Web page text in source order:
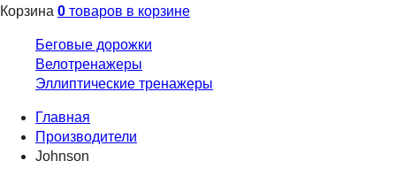
Корзина 0 товаров в корзине
Беговые дорожки
Велотренажеры
Эллиптические тренажеры
Главная
Производители
Johnson